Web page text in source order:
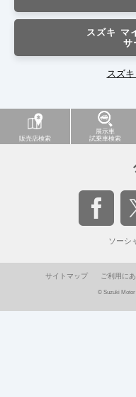
スズキ マ
サ
スズ
販売店検索
展示車
試乗車検索
ソーシ
サイトマップ ご利用に
© Suzuki Motor